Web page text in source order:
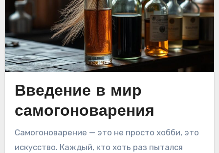
Введение в мир
самогоноварения
Самогоноварение — это не просто хобби, это
искусство. Каждый, кто хоть раз пытался